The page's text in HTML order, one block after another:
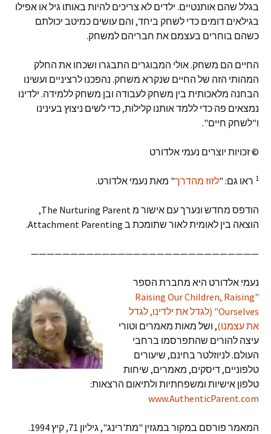
בגלל שהם אותנטיים. ילדים לא צריכים להיות באותו גיל או אפילו
בגילאים דומים כדי לשחק ביחד, והם עושים כמיטב יכולתם
כשהם בוחרים בעצמם את חבריהם למשחק.
החיים הם משחק. אולי המבוגרים התבגרו ושכחו את החלק
המהותי הזה של החיים שנקרא משחק. נהפכנו לרציניים ועשינו
הבחנה מלאכותית בין משחק לעבודה ובן משחק ללמידה. ילדינו
נמצאים פה כדי ללמד אותנו קלילות, כדי לשים ניצוץ בעינינו
ו"לשחק חיים".
© זכויות יוצרים נעמי אלדורט
1 ראו גם: "לזוז מהדרך" מאת נעמי אלדורט.
הודפס מחדש ונערך עם אישור מ The Nurturing Parent,
הוצאה בין לאומית לאור שתומכת ב Attachment Parenting.
—————————————————————————————
נעמי אלדורט היא מחברת הספר
"Raising Our Children, Raising
Ourselves" (לגדל את ילדינו, לגדל
את עצמנו), ושל מאות מאמרים וטורי
עיצה להורים שהתפרסמו ברחבי
העולם. לניוזלטר בחינם, שיעורים
טלפוניים, דיסקים, מאמרים, שיחות
טלפון אישיות ומשפחתיות ולתיאום הרצאות:
www.AuthenticParent.com
המאמר פורסם במקור במגזין "מת'רינג", גיליון 71, קיץ 1994.